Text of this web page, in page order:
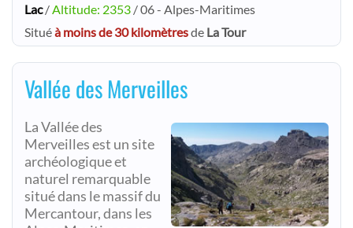
Lac/ Altitude: 2353 / 06 - Alpes-Maritimes
Situéà moins de 30 kilomètresde La Tour
Vallée des Merveilles
La Vallée des
Merveilles est un site
archéologique et
naturel remarquable
situé dans le massif du
Mercantour, dans les